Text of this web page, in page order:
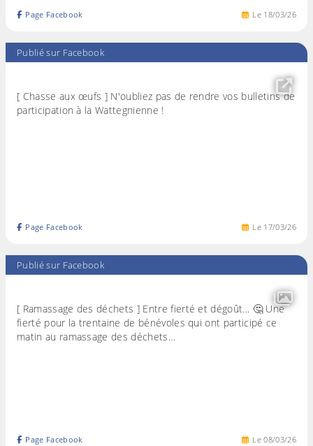
Le 18/03/26
Page Facebook
Publié sur Facebook
[ Chasse aux œufs ] N'oubliez pas de rendre vos bulletins de
participation à la Wattegnienne !
Le 17/03/26
Page Facebook
Publié sur Facebook
[ Ramassage des déchets ] Entre fierté et dégoût... 🤔 Une
fierté pour la trentaine de bénévoles qui ont participé ce
matin au ramassage des déchets…
Le08/03/26
Page Facebook